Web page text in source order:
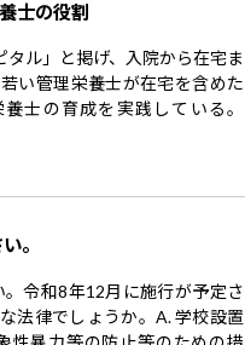
士の役割
ル」と掲げ、入院から在宅ま
い管理栄養士が在宅を含めた
士の育成を実践している。
。
令和8年12月に施行が予定さ
法律でしょうか。A. 学校設置